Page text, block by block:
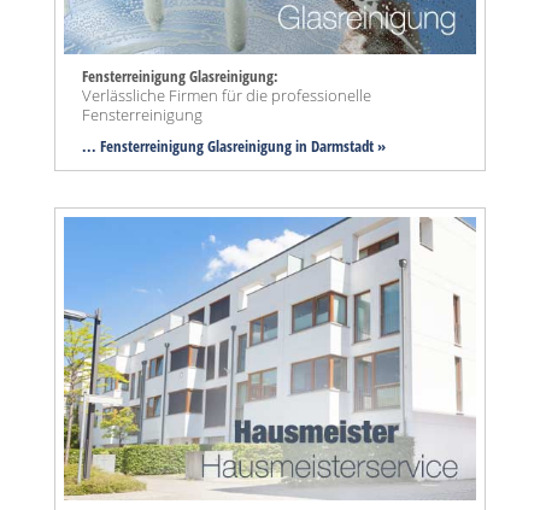
Fensterreinigung Glasreinigung:
Verlässliche Firmen für die professionelle
Fensterreinigung
... Fensterreinigung Glasreinigung in Darmstadt »